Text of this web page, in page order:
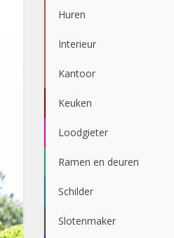
Huren
Interieur
Kantoor
Keuken
Loodgieter
Ramen en deuren
Schilder
Slotenmaker